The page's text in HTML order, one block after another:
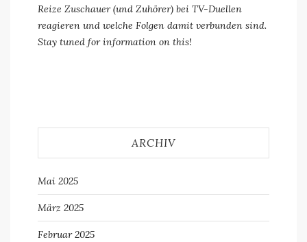
Reize Zuschauer (und Zuhörer) bei TV-Duellen
reagieren und welche Folgen damit verbunden sind.
Stay tuned for information on this!
ARCHIV
Mai 2025
März 2025
Februar 2025